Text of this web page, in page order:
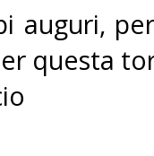
auguri,
questa